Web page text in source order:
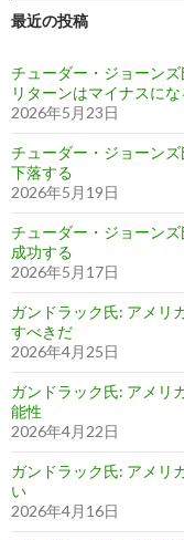
最近の投稿
チューダー・ジョーン
リターンはマイナスにな
2026年5月23日
チューダー・ジョーン
下落する
2026年5月19日
チューダー・ジョーン
成功する
2026年5月17日
ガンドラック氏: アメリ
すべきだ
2026年4月25日
ガンドラック氏: アメリ
能性
2026年4月22日
ガンドラック氏: アメリ
い
2026年4月16日